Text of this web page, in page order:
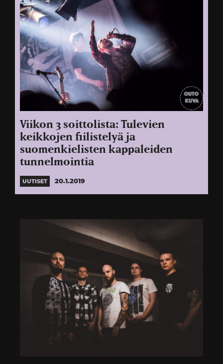
Viikon 3 soittolista: Tulevien
keikkojen fiilistelyä ja
suomenkielisten kappaleiden
tunnelmointia
UUTISET 20.1.2019